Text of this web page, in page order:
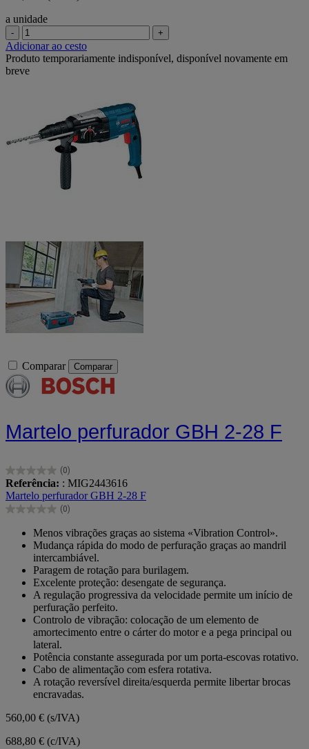
a unidade
- +
Adicionar ao cesto
Produto temporariamente indisponível, disponível novamente em
breve
Comparar Comparar
Martelo perfurador GBH 2-28 F
(0)
0.0
em
5
estrelas.
Referência: : MIG2443616
Martelo perfurador GBH 2-28 F
(0)
0.0
estrelas.
Menos vibrações graças ao sistema «Vibration Control».
Mudança rápida do modo de perfuração graças ao mandril
intercambiável.
Paragem de rotação para burilagem.
Excelente proteção: desengate de segurança.
A regulação progressiva da velocidade permite um início de
perfuração perfeito.
Controlo de vibração: colocação de um elemento de
amortecimento entre o cárter do motor e a pega principal ou
lateral.
Potência constante assegurada por um porta-escovas rotativo.
Cabo de alimentação com esfera rotativa.
A rotação reversível direita/esquerda permite libertar brocas
encravadas.
560,00 € (s/IVA)
688,80 € (c/IVA)